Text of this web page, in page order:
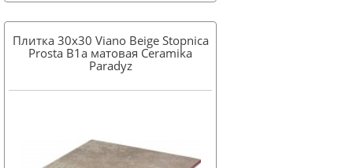
Плитка 30x30 Viano Beige Stopnica
Prosta B1a матовая Ceramika
Paradyz